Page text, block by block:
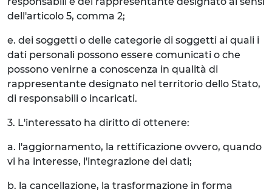
dell'articolo 5, comma 2;
e. dei soggetti o delle categorie di soggetti ai quali i
dati personali possono essere comunicati o che
possono venirne a conoscenza in qualità di
rappresentante designato nel territorio dello Stato,
di responsabili o incaricati.
3. L'interessato ha diritto di ottenere:
a. l'aggiornamento, la rettificazione ovvero, quando
vi ha interesse, l'integrazione dei dati;
b. la cancellazione, la trasformazione in forma